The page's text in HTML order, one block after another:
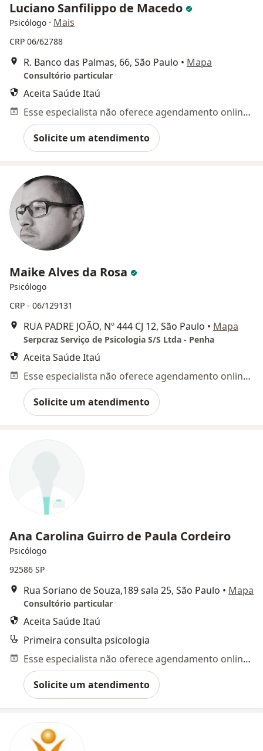
Luciano Sanfilippo de Macedo
Psicólogo · Mais
CRP 06/62788
R. Banco das Palmas, 66, São Paulo • Mapa
Consultório particular
Aceita Saúde Itaú
Esse especialista não oferece agendamento online para esse endereço.
Solicite um atendimento
Maike Alves da Rosa
Psicólogo
CRP - 06/129131
RUA PADRE JOÃO, Nº 444 CJ 12, São Paulo • Mapa
Serpcraz Serviço de Psicologia S/S Ltda - Penha
Aceita Saúde Itaú
Esse especialista não oferece agendamento online para esse endereço.
Solicite um atendimento
Ana Carolina Guirro de Paula Cordeiro
Psicólogo
92586 SP
Rua Soriano de Souza,189 sala 25, São Paulo • Mapa
Consultório particular
Aceita Saúde Itaú
Primeira consulta psicologia
Esse especialista não oferece agendamento online para esse endereço.
Solicite um atendimento